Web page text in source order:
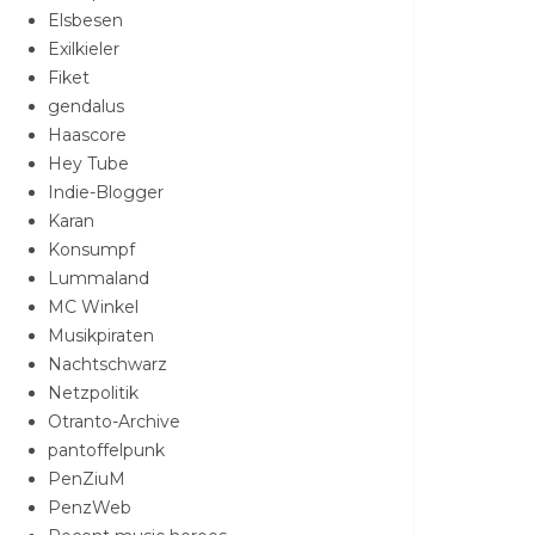
Elsbesen
Exilkieler
Fiket
gendalus
Haascore
Hey Tube
Indie-Blogger
Karan
Konsumpf
Lummaland
MC Winkel
Musikpiraten
Nachtschwarz
Netzpolitik
Otranto-Archive
pantoffelpunk
PenZiuM
PenzWeb